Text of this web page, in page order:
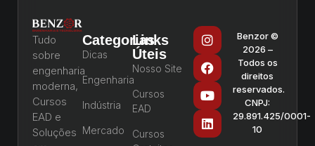
Tudo
sobre
engenharia
moderna,
Cursos
EAD e
Soluções
Categorias
Dicas
Engenharia
Indústria
Mercado
Links
Úteis
Nosso Site
Cursos
EAD
Cursos
Benzor ©
2026 –
Todos os
direitos
reservados.
CNPJ:
29.891.425/0001-
10